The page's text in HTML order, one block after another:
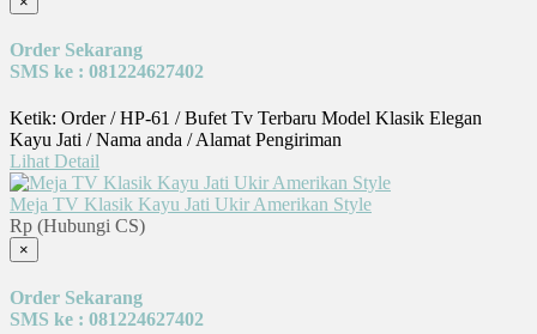
Order Sekarang
SMS ke : 081224627402
Ketik: Order / HP-61 / Bufet Tv Terbaru Model Klasik Elegan
Kayu Jati / Nama anda / Alamat Pengiriman
Lihat Detail
Meja TV Klasik Kayu Jati Ukir Amerikan Style
Rp (Hubungi CS)
×
Order Sekarang
SMS ke : 081224627402